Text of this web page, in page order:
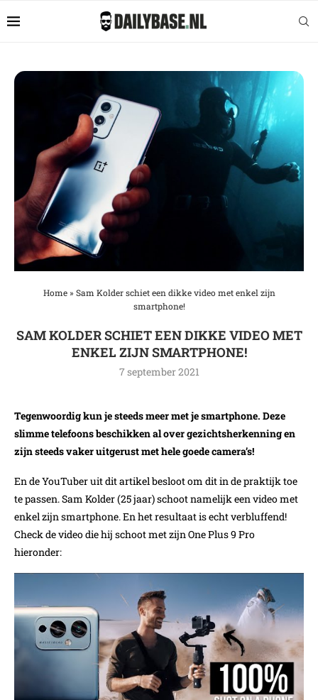
Home» Sam Kolder schiet een dikke video met enkel zijn
smartphone!
SAM KOLDER SCHIET EEN DIKKE VIDEO MET
ENKEL ZIJN SMARTPHONE!
7 september 2021
Tegenwoordig kun je steeds meer met je smartphone. Deze
slimme telefoons beschikken al over gezichtsherkenning en
zijn steeds vaker uitgerust met hele goede camera’s!
En de YouTuber uit dit artikel besloot om dit in de praktijk toe
te passen. Sam Kolder (25 jaar) schoot namelijk een video met
enkel zijn smartphone. En het resultaat is echt verbluffend!
Check de video die hij schoot met zijn One Plus 9 Pro
hieronder: